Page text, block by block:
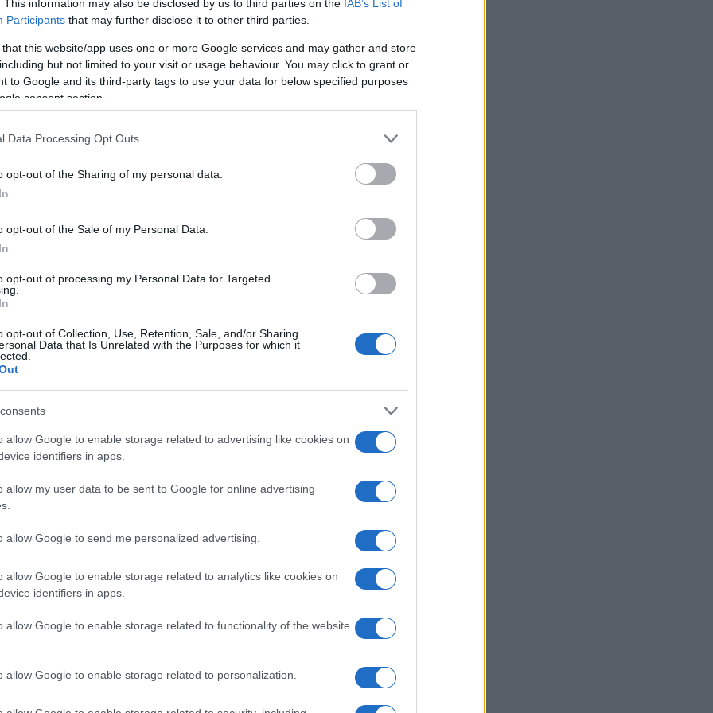
This information may also be disclosed by us to third parties on the IAB’s List of
Participants that may further disclose it to other third parties.
that this website/app uses one or more Google services and may gather and store
but not limited to your visit or usage behaviour. You may click to grant or
to Google and its third-party tags to use your data for below specified purposes
consent section.
Data Processing Opt Outs
opt-out of the Sharing of my personal data.
opt-out of the Sale of my Personal Data.
opt-out of processing my Personal Data for Targeted
opt-out of Collection, Use, Retention, Sale, and/or Sharing
Data that Is Unrelated with the Purposes for which it
allow Google to enable storage related to advertising like cookies on
identifiers in apps.
allow my user data to be sent to Google for online advertising
allow Google to send me personalized advertising.
allow Google to enable storage related to analytics like cookies on
identifiers in apps.
allow Google to enable storage related to functionality of the website
allow Google to enable storage related to personalization.
του νοικοκυριού», λέγοντας ότι
το «Καλάθι των νονών» και το «Καλάθι
το αρνί και το κατσίκι.
ο στόχος για την τιμή του
Πάσχα» είναι να είναι στα 10
το κέρδος των παραγωγών,θέλουμε να
των μεσαζόντων, αυτή είναι η πίεση
η τιμή λιανικής στα 10 ευρώ και κάτω, γιατί
τα προϊόντα, αλλιώς θα υπάρχει πρόβλημα
από τους κτηνοτρόφους και πάνω.
κέρδη τους για να μπορέσουν οι
τους».
την Θεσσαλία, που έκανε λόγο για μεγάλο
πολύπαθη περιοχή , ο υπουργός υποστήριξε
ότι «έχουμε πολλά προβλήματα
πάνω από 30.000 αιτήσεις γεωργών και
οι υπηρεσίες δουλεύουν νυχθημερόν για να
οι πληγέντες